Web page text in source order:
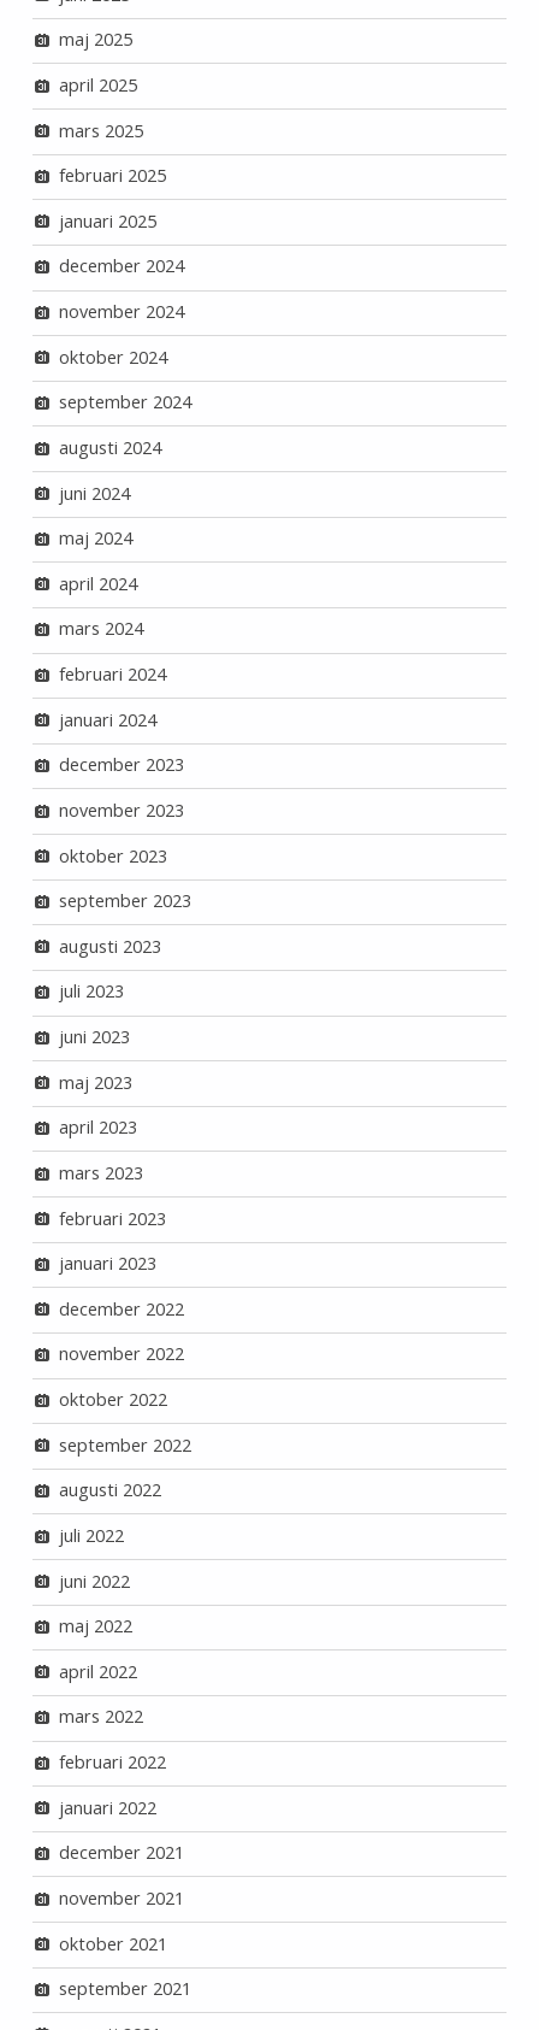
maj 2025
april 2025
mars 2025
februari 2025
januari 2025
december 2024
november 2024
oktober 2024
september 2024
augusti 2024
juni 2024
maj 2024
april 2024
mars 2024
februari 2024
januari 2024
december 2023
november 2023
oktober 2023
september 2023
augusti 2023
juli 2023
juni 2023
maj 2023
april 2023
mars 2023
februari 2023
januari 2023
december 2022
november 2022
oktober 2022
september 2022
augusti 2022
juli 2022
juni 2022
maj 2022
april 2022
mars 2022
februari 2022
januari 2022
december 2021
november 2021
oktober 2021
september 2021